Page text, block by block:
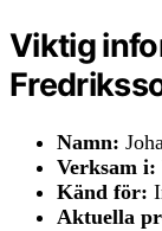
Viktig
Namn:
Verksam i:
Känd för:
Aktuella